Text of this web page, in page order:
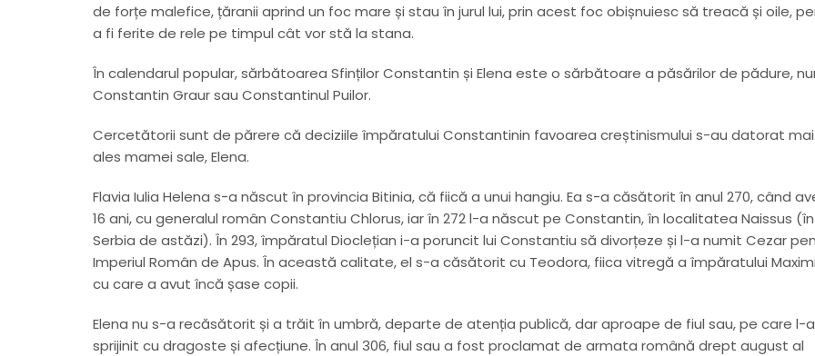
de forțe malefice, țăranii aprind un foc mare și stau în jurul lui, prin acest foc obișnuiesc să treacă și oile,
a fi ferite de rele pe timpul cât vor stă la stana.
În calendarul popular, sărbătoarea Sfinților Constantin și Elena este o sărbătoare a păsărilor de pădure,
Constantin Graur sau Constantinul Puilor.
Cercetătorii sunt de părere că deciziile împăratului Constantinin favoarea creștinismului s-au datorat mai
ales mamei sale, Elena.
Flavia Iulia Helena s-a născut în provincia Bitinia, că fiică a unui hangiu. Ea s-a căsătorit în anul 270, când
16 ani, cu generalul român Constantiu Chlorus, iar în 272 l-a născut pe Constantin, în localitatea Naissus (în
Serbia de astăzi). În 293, împăratul Dioclețian i-a poruncit lui Constantiu să divorțeze și l-a numit Cezar
Imperiul Român de Apus. În această calitate, el s-a căsătorit cu Teodora, fiica vitregă a împăratului
cu care a avut încă șase copii.
Elena nu s-a recăsătorit și a trăit în umbră, departe de atenția publică, dar aproape de fiul sau, pe care l-a
sprijinit cu dragoste și afecțiune. În anul 306, fiul sau a fost proclamat de armata română drept august al